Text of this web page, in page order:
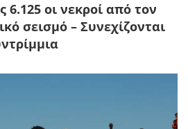
6.125 οι νεκροί από τον
σεισμό – Συνεχίζονται